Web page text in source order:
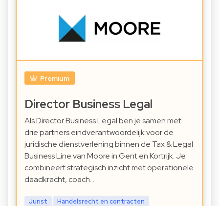
Premium
Director Business Legal
Als Director Business Legal ben je samen met
drie partners eindverantwoordelijk voor de
juridische dienstverlening binnen de Tax & Legal
Business Line van Moore in Gent en Kortrijk. Je
combineert strategisch inzicht met operationele
daadkracht, coach…
Jurist
Handelsrecht en contracten